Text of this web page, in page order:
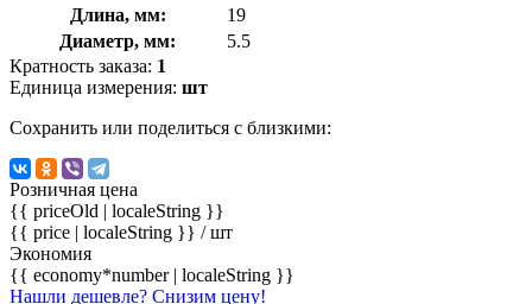
Длина, мм:
19
Диаметр, мм:
5.5
Кратность заказа: 1
Единица измерения: шт
Сохранить или поделиться с близкими:
Розничная цена
{{ priceOld | localeString }}
{{ price | localeString }} / шт
Экономия
{{ economy*number | localeString }}
Нашли дешевле? Снизим цену!